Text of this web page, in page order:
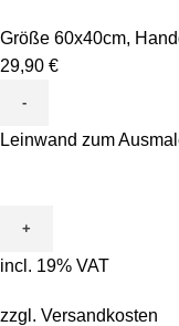
Größe 60x40cm,
29,90 €
Leinwand zum
incl. 19% VAT
zzgl. Versandkosten